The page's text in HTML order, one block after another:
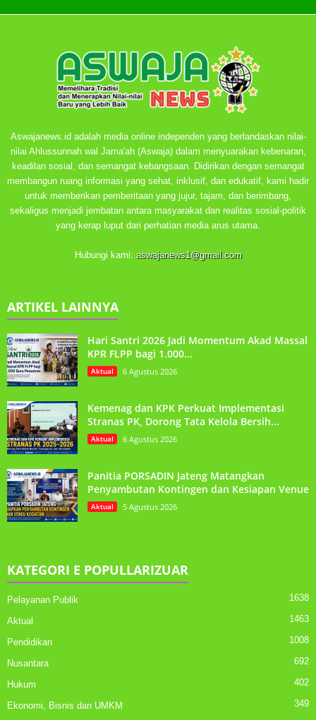
Aswajanews.id adalah media online independen yang berlandaskan nilai-
nilai Ahlussunnah wal Jama'ah (Aswaja) dalam menyuarakan kebenaran,
keadilan sosial, dan semangat kebangsaan. Didirikan dengan semangat
membangun ruang informasi yang sehat, inklusif, dan edukatif, kami hadir
untuk memberikan pemberitaan yang jujur, tajam, dan berimbang,
sekaligus menjadi jembatan antara masyarakat dan realitas sosial-politik
yang kerap luput dari perhatian media arus utama.
Hubungi kami: aswajanews1@gmail.com
ARTIKEL LAINNYA
Hari Santri 2026 Jadi Momentum Akad Massal
KPR FLPP bagi 1.000...
Aktual 6 Agustus 2026
Kemenag dan KPK Perkuat Implementasi
Stranas PK, Dorong Tata Kelola Bersih...
Aktual 6 Agustus 2026
Panitia PORSADIN Jateng Matangkan
Penyambutan Kontingen dan Kesiapan Venue
Aktual 5 Agustus 2026
KATEGORI E POPULLARIZUAR
Pelayanan Publik 1638
Aktual 1463
Pendidikan 1008
Nusantara 692
Hukum 402
Ekonomi, Bisnis dan UMKM
349